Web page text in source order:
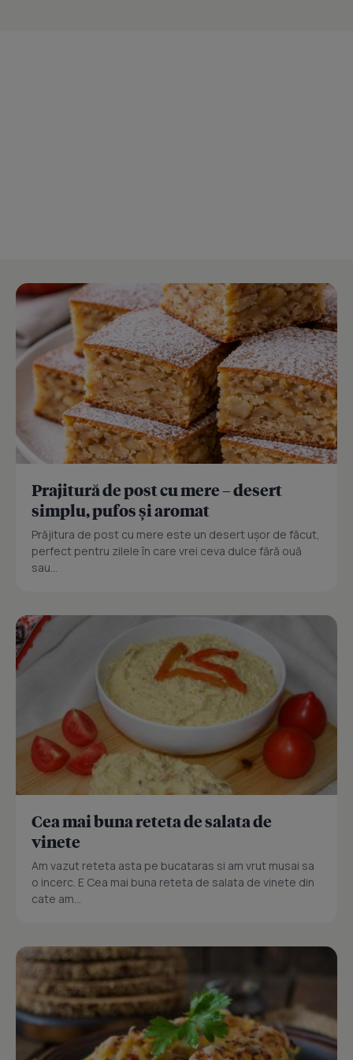
Prajitură de post cu mere – desert
simplu, pufos și aromat
Prăjitura de post cu mere este un desert ușor de făcut,
perfect pentru zilele în care vrei ceva dulce fără ouă
sau...
Cea mai buna reteta de salata de
vinete
Am vazut reteta asta pe bucataras si am vrut musai sa
o incerc. E Cea mai buna reteta de salata de vinete din
cate am...